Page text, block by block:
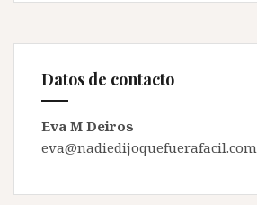
Datos de contacto
Eva M Deiros
eva@nadiedijoquefuerafacil.com